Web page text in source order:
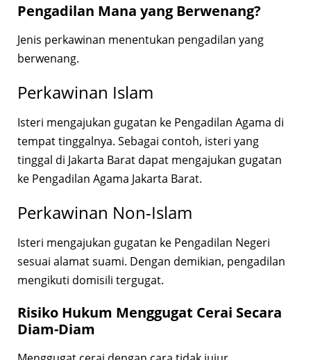
Pengadilan Mana yang Berwenang?
Jenis perkawinan menentukan pengadilan yang
berwenang.
Perkawinan Islam
Isteri mengajukan gugatan ke Pengadilan Agama di
tempat tinggalnya. Sebagai contoh, isteri yang
tinggal di Jakarta Barat dapat mengajukan gugatan
ke Pengadilan Agama Jakarta Barat.
Perkawinan Non-Islam
Isteri mengajukan gugatan ke Pengadilan Negeri
sesuai alamat suami. Dengan demikian, pengadilan
mengikuti domisili tergugat.
Risiko Hukum Menggugat Cerai Secara
Diam-Diam